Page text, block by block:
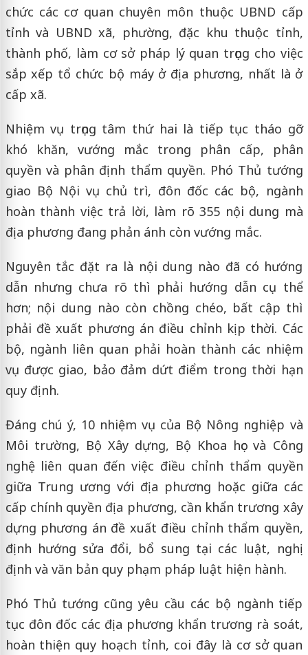
chức các cơ quan chuyên môn thuộc UBND cấp
tỉnh và UBND xã, phường, đặc khu thuộc tỉnh,
thành phố, làm cơ sở pháp lý quan trọng cho việc
sắp xếp tổ chức bộ máy ở địa phương, nhất là ở
cấp xã.
Nhiệm vụ trọng tâm thứ hai là tiếp tục tháo gỡ
khó khăn, vướng mắc trong phân cấp, phân
quyền và phân định thẩm quyền. Phó Thủ tướng
giao Bộ Nội vụ chủ trì, đôn đốc các bộ, ngành
hoàn thành việc trả lời, làm rõ 355 nội dung mà
địa phương đang phản ánh còn vướng mắc.
Nguyên tắc đặt ra là nội dung nào đã có hướng
dẫn nhưng chưa rõ thì phải hướng dẫn cụ thể
hơn; nội dung nào còn chồng chéo, bất cập thì
phải đề xuất phương án điều chỉnh kịp thời. Các
bộ, ngành liên quan phải hoàn thành các nhiệm
vụ được giao, bảo đảm dứt điểm trong thời hạn
quy định.
Đáng chú ý, 10 nhiệm vụ của Bộ Nông nghiệp và
Môi trường, Bộ Xây dựng, Bộ Khoa học và Công
nghệ liên quan đến việc điều chỉnh thẩm quyền
giữa Trung ương với địa phương hoặc giữa các
cấp chính quyền địa phương, cần khẩn trương xây
dựng phương án đề xuất điều chỉnh thẩm quyền,
định hướng sửa đổi, bổ sung tại các luật, nghị
định và văn bản quy phạm pháp luật hiện hành.
Phó Thủ tướng cũng yêu cầu các bộ ngành tiếp
tục đôn đốc các địa phương khẩn trương rà soát,
hoàn thiện quy hoạch tỉnh, coi đây là cơ sở quan